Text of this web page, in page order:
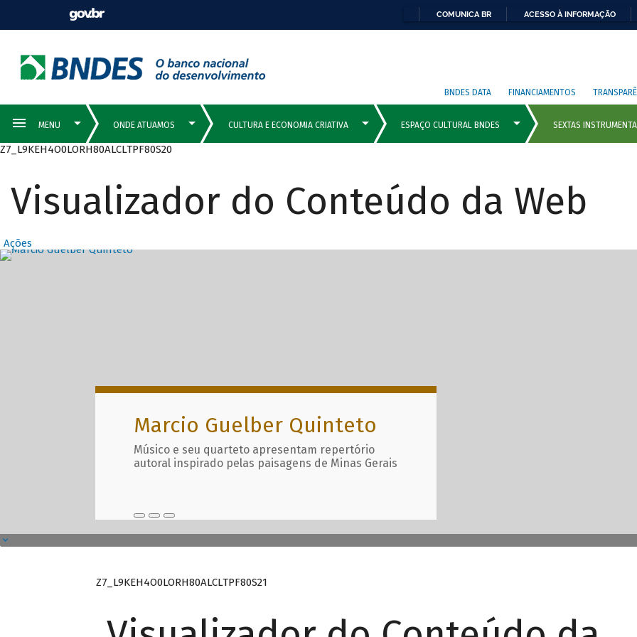
COMUNICA BR ACESSO À INFORMAÇÃO
BNDES DATA FINANCIAMENTOS
Z7_L9KEH4O0LORH80ALCLTPF80S20
Visualizador do Conteúdo da Web
Ações
Destaques Principais com
Marcio Guelber Quinteto
Músico e seu quarteto apresentam repertório
autoral inspirado pelas paisagens de Minas Gerais
Z7_L9KEH4O0LORH80ALCLTPF80S21